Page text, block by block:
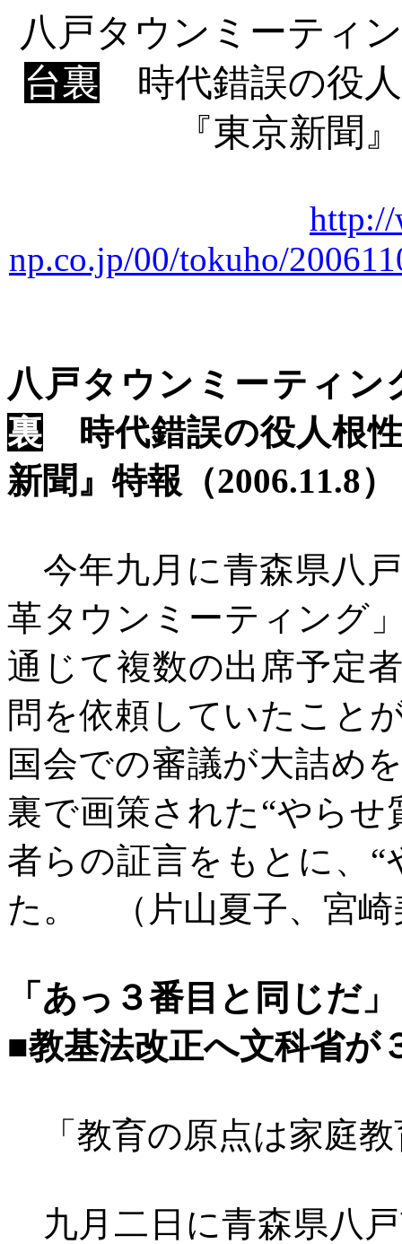
八戸タウンミーテ
台裏 時代錯誤の役
『東京新聞
np.co.jp/00/tokuho/
八戸タウンミーテ
裏
時代錯誤の役人
新聞』特報（2006.11.8）
今年九月に青森県八
革タウンミーティング
通じて複数の出席予定
問を依頼していたこと
国会での審議が大詰め
裏で画策された“やら
者らの証言をもとに、
た。 （片山夏子、宮崎
「あっ３番目と同じだ」
■教基法改正へ文科省が
「教育の原点は家庭
九月二日に青森県八